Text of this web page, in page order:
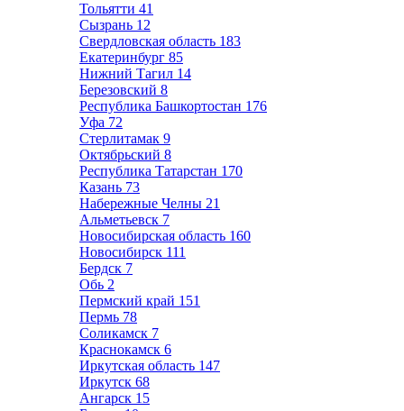
Тольятти 41
Сызрань 12
Свердловская область 183
Екатеринбург 85
Нижний Тагил 14
Березовский 8
Республика Башкортостан 176
Уфа 72
Стерлитамак 9
Октябрьский 8
Республика Татарстан 170
Казань 73
Набережные Челны 21
Альметьевск 7
Новосибирская область 160
Новосибирск 111
Бердск 7
Обь 2
Пермский край 151
Пермь 78
Соликамск 7
Краснокамск 6
Иркутская область 147
Иркутск 68
Ангарск 15